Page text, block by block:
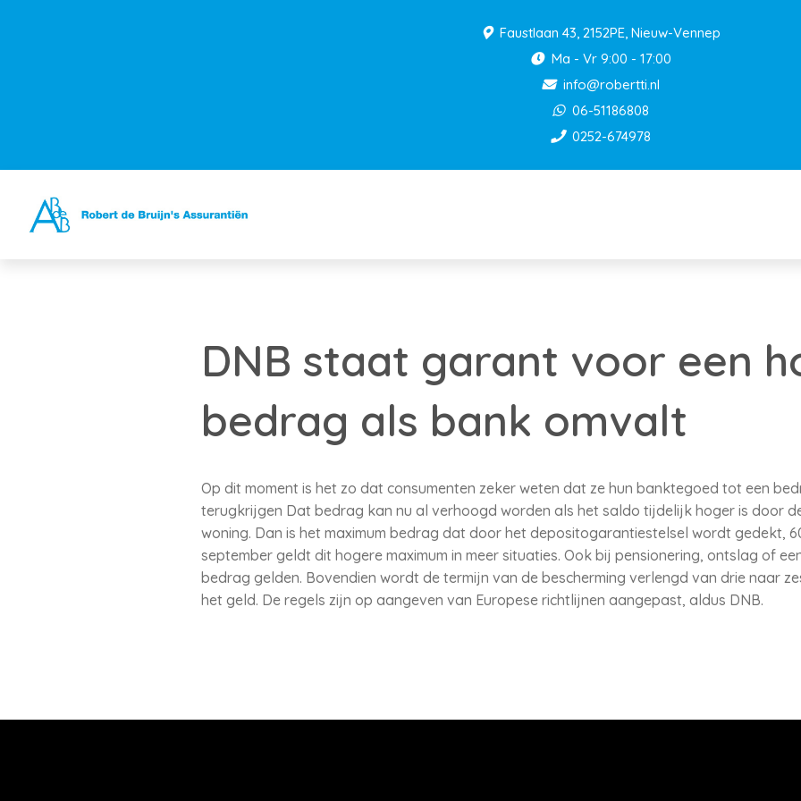
Faustlaan 43, 2152PE, Nieuw-Vennep
Ma - Vr 9:00 - 17:00
info@robertti.nl
06-51186808
0252-674978
DNB staat garant voor een
bedrag als bank omvalt
Op dit moment is het zo dat consumenten zeker weten dat ze hun banktegoed tot een
terugkrijgen Dat bedrag kan nu al verhoogd worden als het saldo tijdelijk hoger is door
woning. Dan is het maximum bedrag dat door het depositogarantiestelsel wordt gedekt,
september geldt dit hogere maximum in meer situaties. Ook bij pensionering, ontslag of
bedrag gelden. Bovendien wordt de termijn van de bescherming verlengd van drie naar
het geld. De regels zijn op aangeven van Europese richtlijnen aangepast, aldus DNB.